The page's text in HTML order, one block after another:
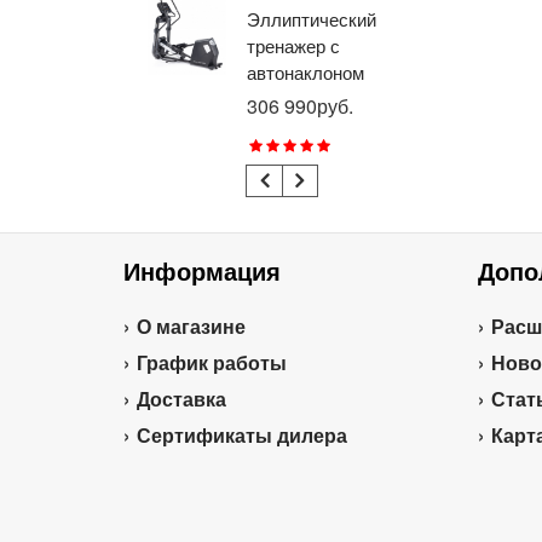
Эллиптический
тренажер с
автонаклоном
профессиональный
BRONZE GYM
E1000M PRO
TURBO (new)
306 990руб.
Информация
О магазине
График работы
Доставка
Сертификаты дилера